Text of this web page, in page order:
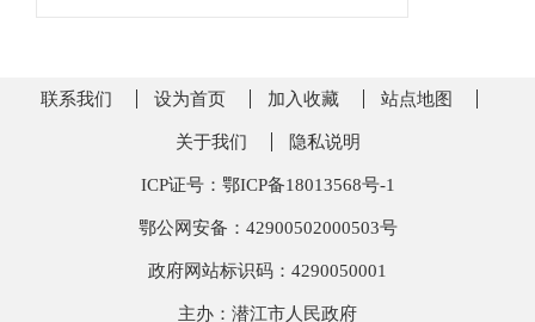
联系我们 设为首页 加入收藏 站点地图
关于我们 隐私说明
ICP证号：鄂ICP备18013568号-1
鄂公网安备：42900502000503号
政府网站标识码：4290050001
主办：潜江市人民政府